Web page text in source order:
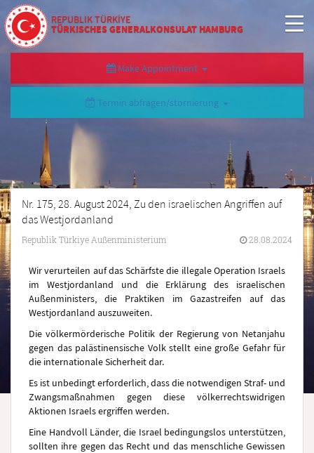
REPUBLIK TÜRKİYE
TÜRKISCHES GENERALKONSULAT HAMBURG
Make Appointment
Termin abfragen/stornierung
Nr. 175, 28. August 2024, Zu den israelischen Angriffen auf
das Westjordanland
Republik Türkiye Außenministerium 28.08.2024
Wir verurteilen auf das Schärfste die illegale Operation Israels
im Westjordanland und die Erklärung des israelischen
Außenministers, die Praktiken im Gazastreifen auf das
Westjordanland auszuweiten.
Die völkermörderische Politik der Regierung von Netanjahu
gegen das palästinensische Volk stellt eine große Gefahr für
die internationale Sicherheit dar.
Es ist unbedingt erforderlich, dass die notwendigen Straf- und
Zwangsmaßnahmen gegen diese völkerrechtswidrigen
Aktionen Israels ergriffen werden.
Eine Handvoll Länder, die Israel bedingungslos unterstützen,
sollten ihre gegen das Recht und das menschliche Gewissen